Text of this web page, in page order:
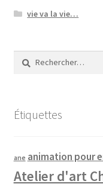
vie va la vie…
Rechercher :
Étiquettes
ane animation pour
Atelier d'art